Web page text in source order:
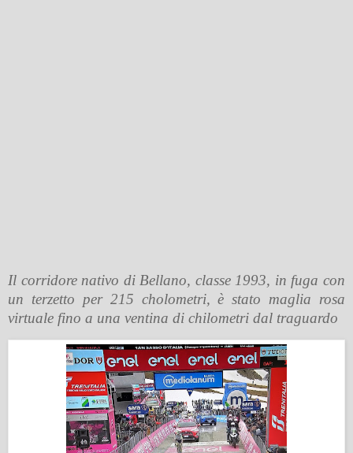
Il corridore nativo di Bellano, classe 1993, in fuga con
un terzetto per 215 cholometri, è stato maglia rosa
virtuale fino a una ventina di chilometri dal traguardo